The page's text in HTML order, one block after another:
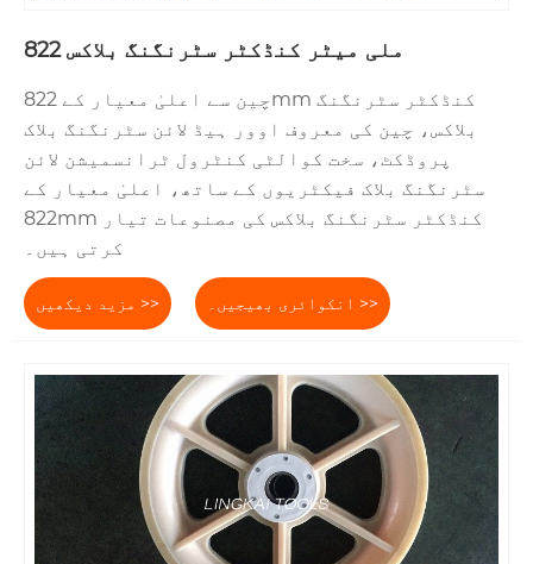
822 ملی میٹر کنڈکٹر سٹرنگنگ بلاکس
چین سے اعلیٰ معیار کے 822mm کنڈکٹر سٹرنگنگ
بلاکس، چین کی معروف اوور ہیڈ لائن سٹرنگنگ بلاک
پروڈکٹ، سخت کوالٹی کنٹرول ٹرانسمیشن لائن
سٹرنگنگ بلاک فیکٹریوں کے ساتھ، اعلیٰ معیار کے
822mm کنڈکٹر سٹرنگنگ بلاکس کی مصنوعات تیار
کرتی ہیں۔
مزید دیکھیں >> انکوائری بھیجیں۔ >>